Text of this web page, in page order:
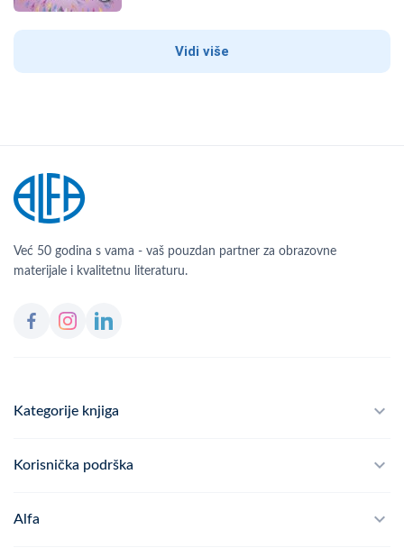
Vidi više
Već 50 godina s vama - vaš pouzdan partner za obrazovne
materijale i kvalitetnu literaturu.
Kategorije knjiga
Školski program
Korisnička podrška
Često postavljana pitanja
Alfa